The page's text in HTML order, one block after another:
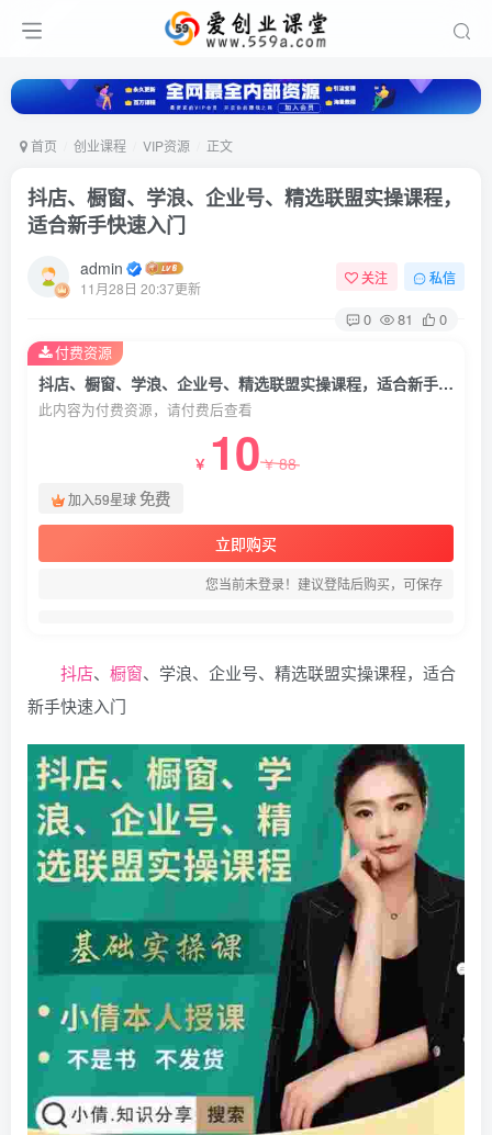
首页 创业课程 VIP资源 正文
抖店、橱窗、学浪、企业号、精选联盟实操课程，
适合新手快速入门
admin
11月28日 20:37更新
关注 私信
0 81 0
抖店、橱窗、学浪、企业号、精选联盟实操课程，适合新手快速入门
此内容为付费资源，请付费后查看
￥ 10￥88
加入59星球免费
立即购买
您当前未登录！建议登陆后购买，可保存
付费资源
抖店、 橱窗、学浪、企业号、精选联盟实操课程，适合
新手快速入门